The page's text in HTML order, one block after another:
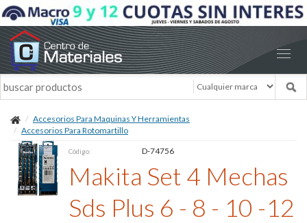
Accesorios Para Maquinas Y Herramientas
Accesorios Para Rotomartillo
Código: D-74756
Makita Set 4 Mechas
Sds Plus 6 - 8 - 10 -12